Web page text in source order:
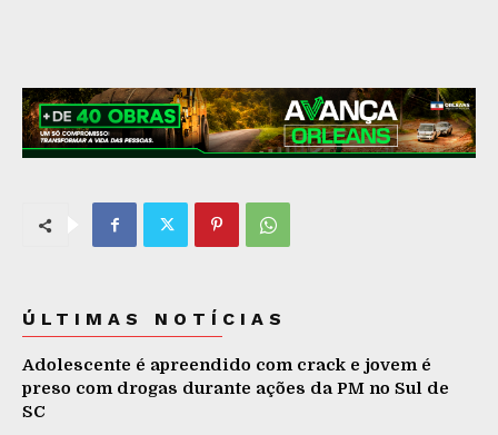
ÚLTIMAS NOTÍCIAS
Adolescente é apreendido com crack e jovem é
preso com drogas durante ações da PM no Sul de
SC